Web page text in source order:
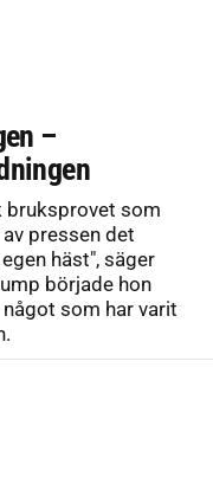
–
bruksprovet som
pressen det
häst", säger
började hon
som har varit